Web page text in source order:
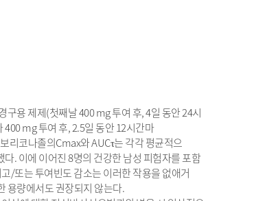
구용 제제(첫째날 400 mg 투여 후, 4일 동안 24시
mg 투여 후, 2.5일 동안 12시간마
리코나졸의Cmax와 AUCτ는 각각 평균적으
. 이에 이어진 8명의 건강한 남성 피험자를 포함
/또는 투여빈도 감소는 이러한 작용을 없애거
용량에서도 권장되지 않는다.